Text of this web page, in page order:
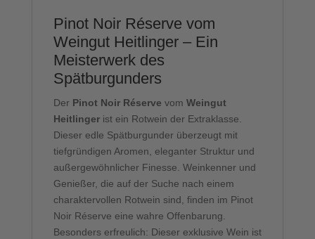
Pinot Noir Réserve vom
Weingut Heitlinger – Ein
Meisterwerk des
Spätburgunders
Der Pinot Noir Réserve vom Weingut
Heitlingerist ein Rotwein der Extraklasse.
Dieser edle Spätburgunder überzeugt mit
tiefgründigen Aromen, eleganter Struktur und
außergewöhnlicher Finesse. Weinkenner und
Genießer, die auf der Suche nach einem
charaktervollen Rotwein sind, finden im Pinot
Noir Réserve eine wahre Offenbarung.
Besonders erfreulich: Dieser exklusive Wein ist